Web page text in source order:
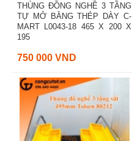
THÙNG ĐỒNG NGHỀ 3 TẦNG
TỰ MỞ BẰNG THÉP DÀY C-
MART L0043-18 465 X 200 X
195
750 000 VND